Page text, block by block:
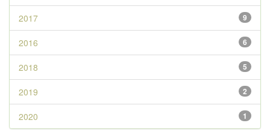
9
2017
6
2016
5
2018
2
2019
1
2020